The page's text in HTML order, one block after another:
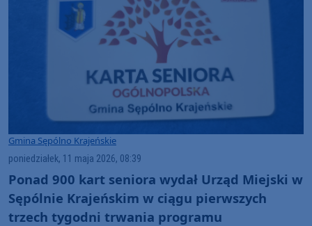
Gmina Sępólno Krajeńskie
poniedziałek, 11 maja 2026, 08:39
Ponad 900 kart seniora wydał Urząd Miejski w
Sępólnie Krajeńskim w ciągu pierwszych
trzech tygodni trwania programu